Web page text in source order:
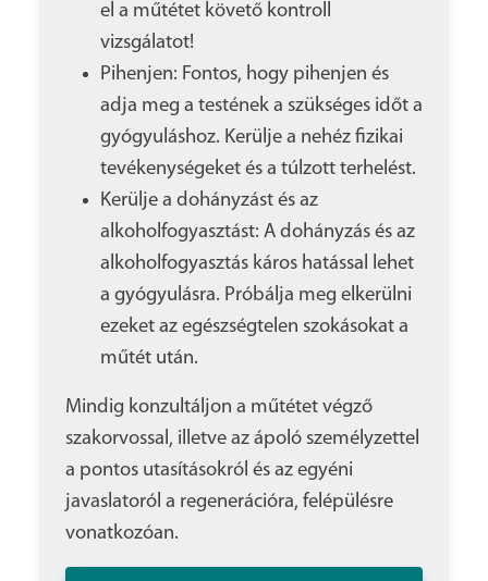
el a műtétet követő kontroll
vizsgálatot!
Pihenjen: Fontos, hogy pihenjen és
adja meg a testének a szükséges időt a
gyógyuláshoz. Kerülje a nehéz fizikai
tevékenységeket és a túlzott terhelést.
Kerülje a dohányzást és az
alkoholfogyasztást: A dohányzás és az
alkoholfogyasztás káros hatással lehet
a gyógyulásra. Próbálja meg elkerülni
ezeket az egészségtelen szokásokat a
műtét után.
Mindig konzultáljon a műtétet végző
szakorvossal, illetve az ápoló személyzettel
a pontos utasításokról és az egyéni
javaslatoról a regenerációra, felépülésre
vonatkozóan.